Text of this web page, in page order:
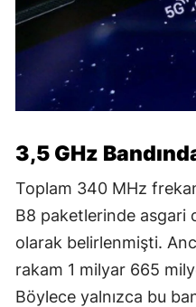
3,5 GHz
Toplam 340 MHz
B8 paketlerinde asgari
olarak belirlenmişti.
rakam 1 milyar 665
Böylece yalnızca bu